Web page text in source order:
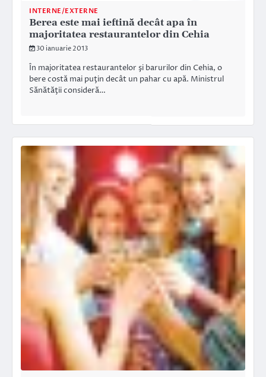
INTERNE/EXTERNE
Berea este mai ieftină decât apa în
majoritatea restaurantelor din Cehia
30 ianuarie 2013
În majoritatea restaurantelor şi barurilor din Cehia, o
bere costă mai puţin decât un pahar cu apă. Ministrul
Sănătăţii consideră…